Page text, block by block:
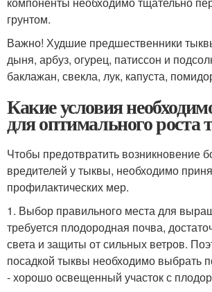
грунтом.
Важно! Худшие предшественники
дыня, арбуз, огурец, патиссон и
баклажан, свекла, лук, капуста,
Какие условия
для оптимального
Чтобы предотвратить возникновение
вредителей у тыквы, необходимо
профилактических мер.
1. Выбор правильного места для
требуется плодородная почва,
света и защиты от сильных ветров.
посадкой тыквы необходимо выбрать
- хорошо освещенный участок с